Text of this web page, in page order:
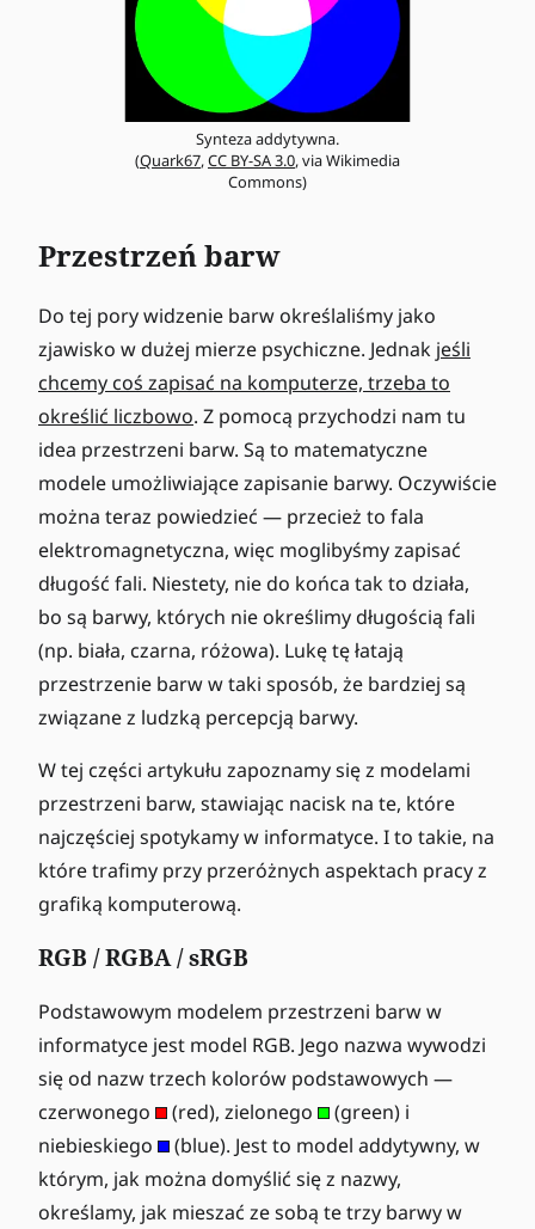
Synteza addytywna.
(Quark67,CC BY-SA 3.0, via Wikimedia
Commons)
Przestrzeń barw
Do tej pory widzenie barw określaliśmy jako
zjawisko w dużej mierze psychiczne. Jednak jeśli
chcemy coś zapisać na komputerze, trzeba to
określić liczbowo. Z pomocą przychodzi nam tu
idea przestrzeni barw. Są to matematyczne
modele umożliwiające zapisanie barwy. Oczywiście
można teraz powiedzieć — przecież to fala
elektromagnetyczna, więc moglibyśmy zapisać
długość fali. Niestety, nie do końca tak to działa,
bo są barwy, których nie określimy długością fali
(np. biała, czarna, różowa). Lukę tę łatają
przestrzenie barw w taki sposób, że bardziej są
związane z ludzką percepcją barwy.
W tej części artykułu zapoznamy się z modelami
przestrzeni barw, stawiając nacisk na te, które
najczęściej spotykamy w informatyce. I to takie, na
które trafimy przy przeróżnych aspektach pracy z
grafiką komputerową.
RGB / RGBA / sRGB
Podstawowym modelem przestrzeni barw w
informatyce jest model RGB. Jego nazwa wywodzi
się od nazw trzech kolorów podstawowych —
czerwonego
(red), zielonego
(green) i
niebieskiego
(blue). Jest to model addytywny, w
którym, jak można domyślić się z nazwy,
określamy, jak mieszać ze sobą te trzy barwy w